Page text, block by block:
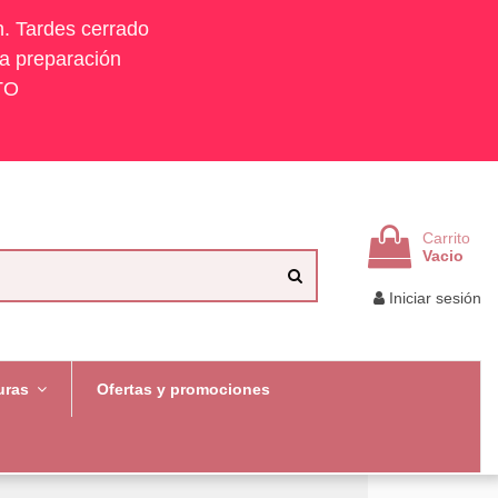
Tardes cerrado
preparación
Carrito
Vacio
Iniciar sesión
Ofertas y promociones